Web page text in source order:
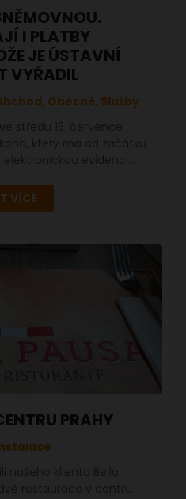
I PLATBY
JE ÚSTAVNÍ
VYŘADIL
Obecné, Služby
VÍCE
PRAHY